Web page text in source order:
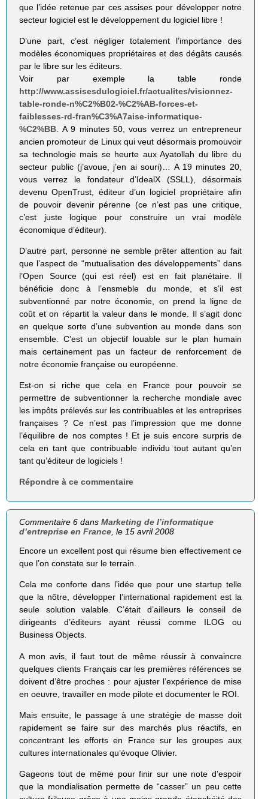
que l’idée retenue par ces assises pour développer notre
secteur logiciel est le développement du logiciel libre !
D’une part, c’est négliger totalement l’importance des
modèles économiques propriétaires et des dégâts causés
par le libre sur les éditeurs.
Voir par exemple la table ronde
http://www.assisesdulogiciel.fr/actualites/visionnez-
table-ronde-n%C2%B02-%C2%AB-forces-et-
faiblesses-rd-fran%C3%A7aise-informatique-
%C2%BB . A 9 minutes 50, vous verrez un entrepreneur
ancien promoteur de Linux qui veut désormais promouvoir
sa technologie mais se heurte aux Ayatollah du libre du
secteur public (j’avoue, j’en ai souri)… A 19 minutes 20,
vous verrez le fondateur d’IdealX (SSLL), désormais
devenu OpenTrust, éditeur d’un logiciel propriétaire afin
de pouvoir devenir pérenne (ce n’est pas une critique,
c’est juste logique pour construire un vrai modèle
économique d’éditeur).
D’autre part, personne ne semble prêter attention au fait
que l’aspect de “mutualisation des développements” dans
l’Open Source (qui est réel) est en fait planétaire. Il
bénéficie donc à l’ensmeble du monde, et s’il est
subventionné par notre économie, on prend la ligne de
coût et on répartit la valeur dans le monde. Il s’agit donc
en quelque sorte d’une subvention au monde dans son
ensemble. C’est un objectif louable sur le plan humain
mais certainement pas un facteur de renforcement de
notre économie française ou européenne.
Est-on si riche que cela en France pour pouvoir se
permettre de subventionner la recherche mondiale avec
les impôts prélevés sur les contribuables et les entreprises
françaises ? Ce n’est pas l’impression que me donne
l’équilibre de nos comptes ! Et je suis encore surpris de
cela en tant que contribuable individu tout autant qu’en
tant qu’éditeur de logiciels !
Répondre à ce commentaire
Commentaire 6 dansMarketing de l’informatique
d’entreprise en France, le 15 avril 2008
Encore un excellent post qui résume bien effectivement ce
que l’on constate sur le terrain.
Cela me conforte dans l’idée que pour une startup telle
que la nôtre, développer l’international rapidement est la
seule solution valable. C’était d’ailleurs le conseil de
dirigeants d’éditeurs ayant réussi comme ILOG ou
Business Objects.
A mon avis, il faut tout de même réussir à convaincre
quelques clients Français car les premières références se
doivent d’être proches : pour ajuster l’expérience de mise
en oeuvre, travailler en mode pilote et documenter le ROI.
Mais ensuite, le passage à une stratégie de masse doit
rapidement se faire sur des marchés plus réactifs, en
concentrant les efforts en France sur les groupes aux
cultures internationales qu’évoque Olivier.
Gageons tout de même pour finir sur une note d’espoir
que la mondialisation permette de “casser” un peu cette